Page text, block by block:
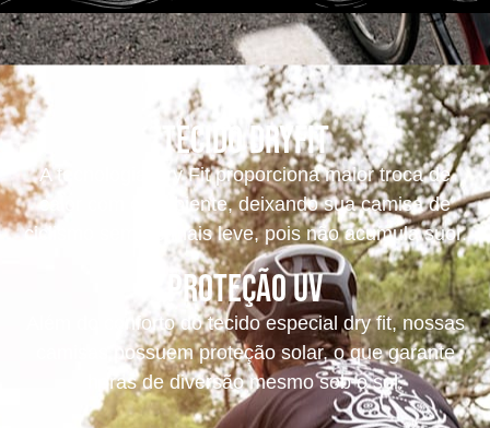
Tecido dryfit
A tecnologia Dry Fit proporciona maior troca de
calor com o ambiente, deixando sua camisa de
ciclismo sempre mais leve, pois não acumula suor.
Proteção UV
Além do conforto do tecido especial dry fit, nossas
camisas possuem proteção solar, o que garante
horas de diversão mesmo sob o sol.